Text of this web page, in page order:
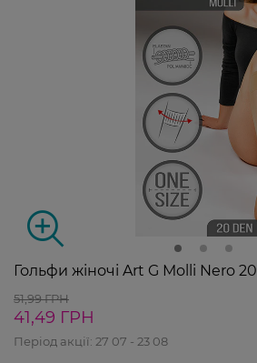
Гольфи жіночі Art G Molli Nero
51,99 ГРН
41,49 ГРН
Період акції: 27 07 - 23 08